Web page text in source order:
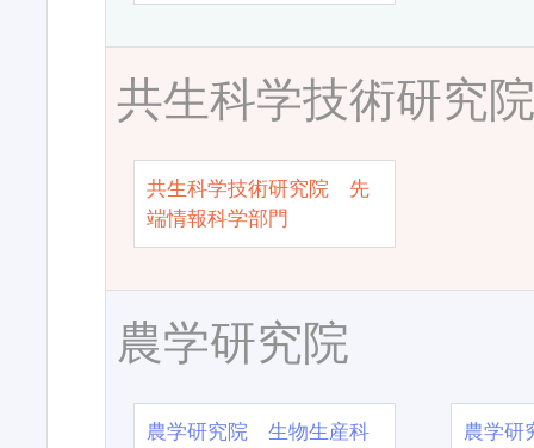
共生科学技術研究
共生科学技術研究院 先
端情報科学部門
農学研究院
農学研究院 生物生産科
農学